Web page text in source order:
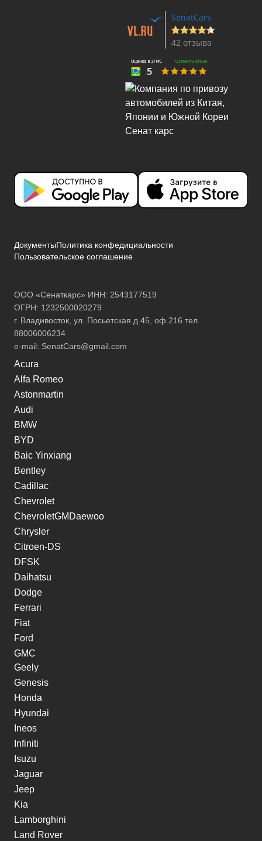
SenatCars
42 отзыва
ДокументыПолитика конфедициальности
Пользовательское соглашение
ООО «Сенаткарс» ИНН: 2543177519
ОГРН: 1232500020279
г. Владивосток, ул. Посьетская д.45, оф.216 тел.
88006006234
e-mail: SenatCars@gmail.com
Acura
Alfa Romeo
Astonmartin
Audi
BMW
BYD
Baic Yinxiang
Bentley
Cadillac
Chevrolet
ChevroletGMDaewoo
Chrysler
Citroen-DS
DFSK
Daihatsu
Dodge
Ferrari
Fiat
Ford
GMC
Geely
Genesis
Honda
Hyundai
Ineos
Infiniti
Isuzu
Jaguar
Jeep
Kia
Lamborghini
Land Rover